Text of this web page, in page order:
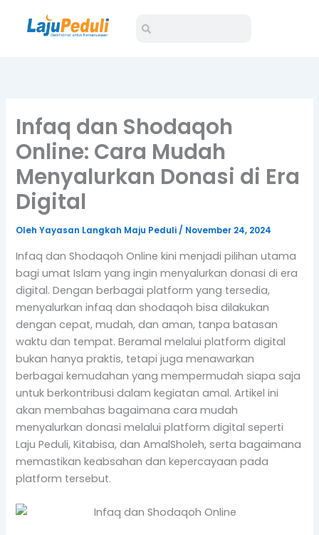
Search
Infaq dan Shodaqoh
Online: Cara Mudah
Menyalurkan Donasi di Era
Digital
OlehYayasan Langkah Maju Peduli/ November 24, 2024
Infaq dan Shodaqoh Online kini menjadi pilihan utama
bagi umat Islam yang ingin menyalurkan donasi di era
digital. Dengan berbagai platform yang tersedia,
menyalurkan infaq dan shodaqoh bisa dilakukan
dengan cepat, mudah, dan aman, tanpa batasan
waktu dan tempat. Beramal melalui platform digital
bukan hanya praktis, tetapi juga menawarkan
berbagai kemudahan yang mempermudah siapa saja
untuk berkontribusi dalam kegiatan amal. Artikel ini
akan membahas bagaimana cara mudah
menyalurkan donasi melalui platform digital seperti
Laju Peduli, Kitabisa, dan AmalSholeh, serta bagaimana
memastikan keabsahan dan kepercayaan pada
platform tersebut.